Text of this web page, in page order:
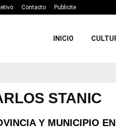
Contacto Publicite
INICIO
STANIC
Y MUNICIPIO